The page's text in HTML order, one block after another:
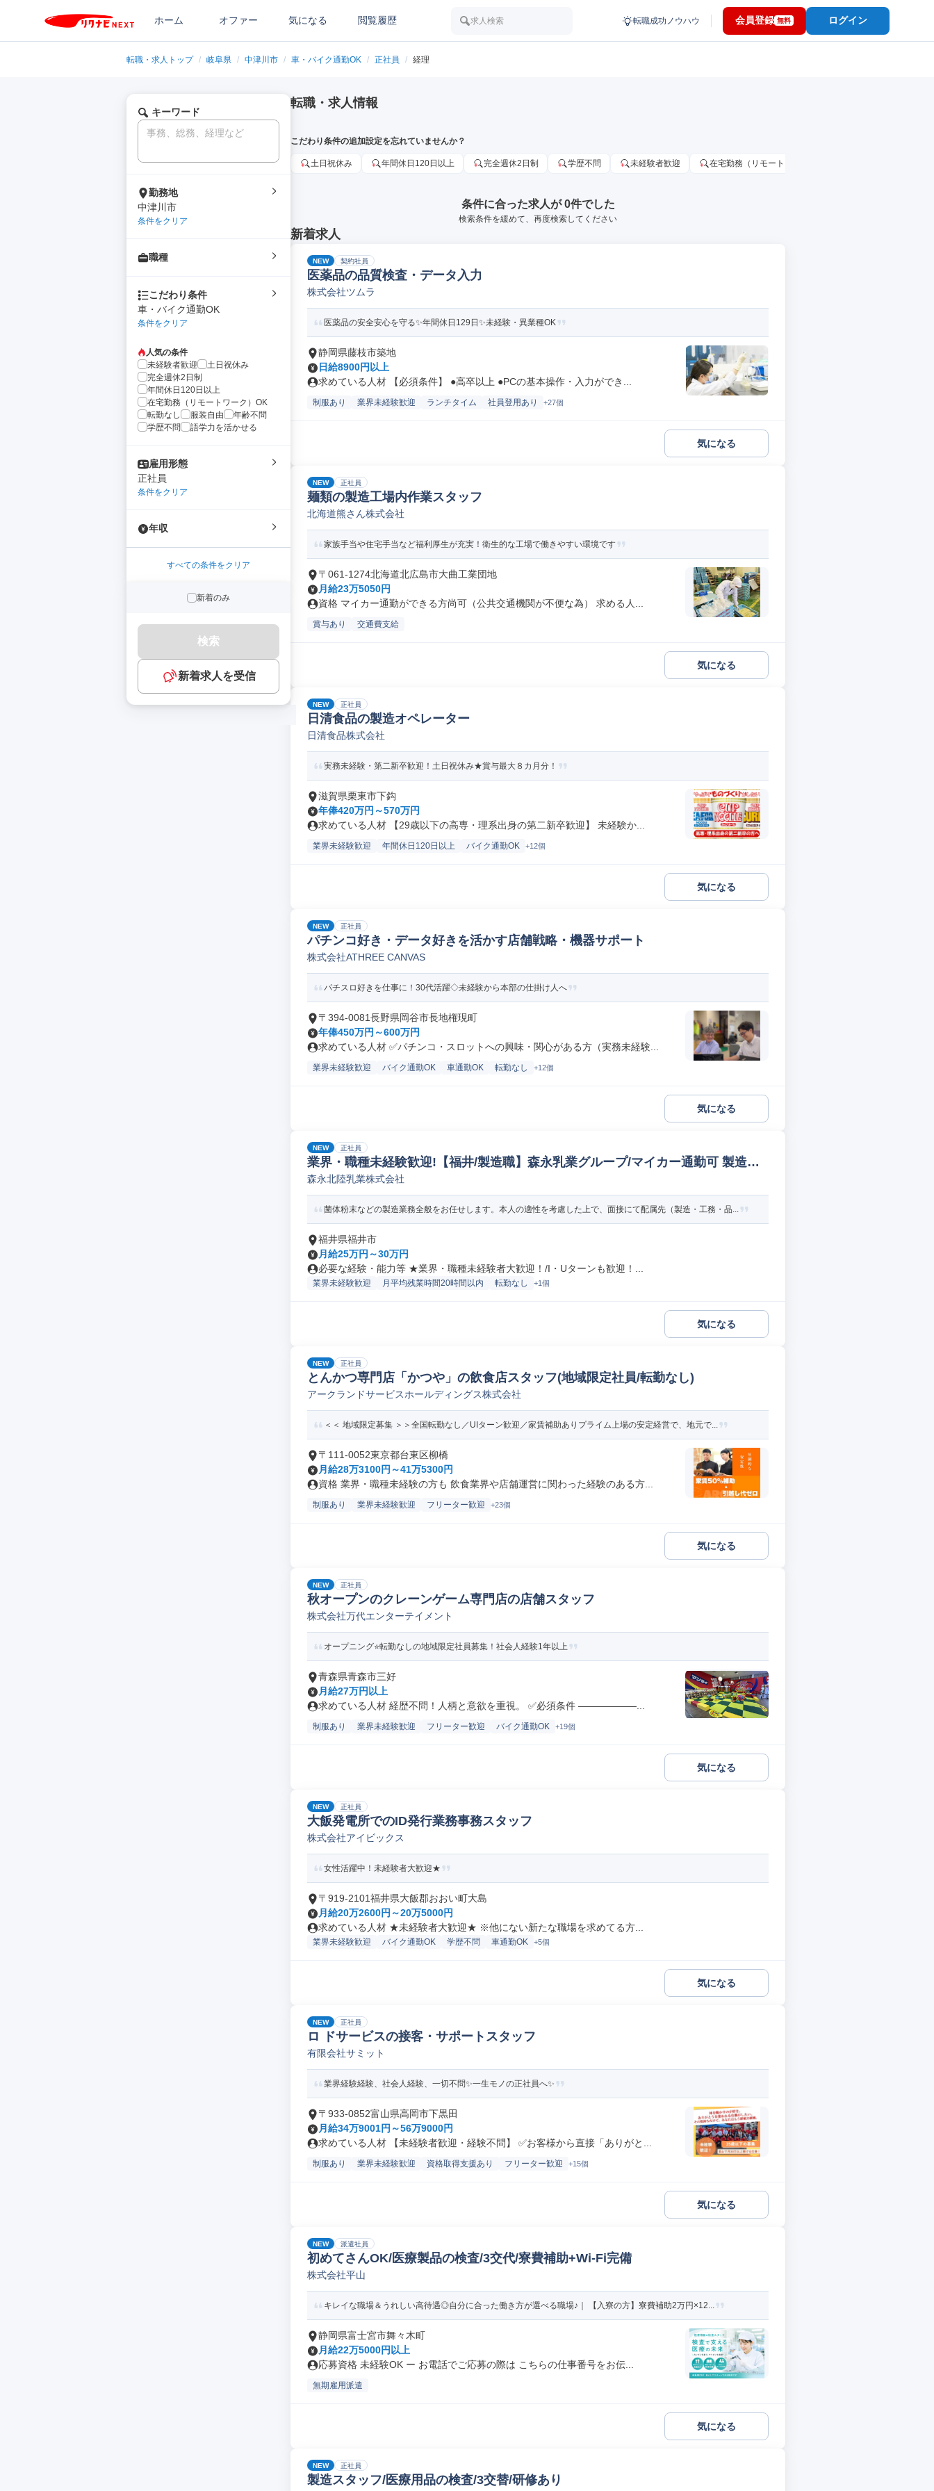
ホーム オファー 気になる 閲覧履歴 求人検索 転職成功ノウハウ 会員登録 無料 ログイン
転職・求人トップ / 岐阜県 / 中津川市 / 車・バイク通勤OK / 正社員 / 経理
キーワード
勤務地
中津川市
条件をクリア
職種
こだわり条件
車・バイク通勤OK
条件をクリア
人気の条件
未経験者歓迎
土日祝休み
完全週休2日制
年間休日120日以上
在宅勤務（リモートワーク）OK
転勤なし
服装自由
年齢不問
学歴不問
語学力を活かせる
雇用形態
正社員
条件をクリア
年収
すべての条件をクリア
新着のみ
検索
新着求人を受信
転職・求人情報
こだわり条件の追加設定を忘れていませんか？
土日祝休み 年間休日120日以上 完全週休2日制 学歴不問 未経験者歓迎 在宅勤務（リモートワーク）OK
条件に合った求人が 0件でした
検索条件を緩めて、再度検索してください
新着求人
NEW 契約社員
医薬品の品質検査・データ入力
株式会社ツムラ
医薬品の安全安心を守る✨年間休日129日✨未経験・異業種OK
静岡県藤枝市築地
日給8900円以上
求めている人材 【必須条件】 ●高卒以上 ●PCの基本操作・入力ができ...
制服あり 業界未経験歓迎 ランチタイム 社員登用あり +27個
気になる
NEW 正社員
麺類の製造工場内作業スタッフ
北海道熊さん株式会社
家族手当や住宅手当など福利厚生が充実！衛生的な工場で働きやすい環境です
〒061-1274北海道北広島市大曲工業団地
月給23万5050円
資格 マイカー通勤ができる方尚可（公共交通機関が不便な為） 求める人...
賞与あり 交通費支給
気になる
NEW 正社員
日清食品の製造オペレーター
日清食品株式会社
実務未経験・第二新卒歓迎！土日祝休み★賞与最大８カ月分！
滋賀県栗東市下鈎
年俸420万円～570万円
求めている人材 【29歳以下の高専・理系出身の第二新卒歓迎】 未経験か...
業界未経験歓迎 年間休日120日以上 バイク通勤OK +12個
気になる
NEW 正社員
パチンコ好き・データ好きを活かす店舗戦略・機器サポート
株式会社ATHREE CANVAS
パチスロ好きを仕事に！30代活躍◇未経験から本部の仕掛け人へ
〒394-0081長野県岡谷市長地権現町
年俸450万円～600万円
求めている人材 ✅パチンコ・スロットへの興味・関心がある方（実務未経験...
業界未経験歓迎 バイク通勤OK 車通勤OK 転勤なし +12個
気になる
NEW 正社員
業界・職種未経験歓迎!【福井/製造職】森永乳業グループ/マイカー通勤可 製造オ
ペレーター/ラインマネージャー(食品/飲料/たばこ)
森永北陸乳業株式会社
菌体粉末などの製造業務全般をお任せします。本人の適性を考慮した上で、面接にて配属先（製造・工務・品...
福井県福井市
月給25万円～30万円
必要な経験・能力等 ★業界・職種未経験者大歓迎！/I・Uターンも歓迎！...
業界未経験歓迎 月平均残業時間20時間以内 転勤なし +1個
気になる
NEW 正社員
とんかつ専門店「かつや」の飲食店スタッフ(地域限定社員/転勤なし)
アークランドサービスホールディングス株式会社
＜＜ 地域限定募集 ＞＞全国転勤なし／UIターン歓迎／家賃補助ありプライム上場の安定経営で、地元で...
〒111-0052東京都台東区柳橋
月給28万3100円～41万5300円
資格 業界・職種未経験の方も 飲食業界や店舗運営に関わった経験のある方...
制服あり 業界未経験歓迎 フリーター歓迎 +23個
気になる
NEW 正社員
秋オープンのクレーンゲーム専門店の店舗スタッフ
株式会社万代エンターテイメント
オープニング⭐転勤なしの地域限定社員募集！社会人経験1年以上
青森県青森市三好
月給27万円以上
求めている人材 経歴不問！人柄と意欲を重視。 ✅必須条件 ――――――...
制服あり 業界未経験歓迎 フリーター歓迎 バイク通勤OK +19個
気になる
NEW 正社員
大飯発電所でのID発行業務事務スタッフ
株式会社アイビックス
女性活躍中！未経験者大歓迎★
〒919-2101福井県大飯郡おおい町大島
月給20万2600円～20万5000円
求めている人材 ★未経験者大歓迎★ ※他にない新たな職場を求めてる方...
業界未経験歓迎 バイク通勤OK 学歴不問 車通勤OK +5個
気になる
NEW 正社員
ロ ドサービスの接客・サポートスタッフ
有限会社サミット
業界経験経験、社会人経験、一切不問✨一生モノの正社員へ✨
〒933-0852富山県高岡市下黒田
月給34万9001円～56万9000円
求めている人材 【未経験者歓迎・経験不問】 ✅お客様から直接「ありがと...
制服あり 業界未経験歓迎 資格取得支援あり フリーター歓迎 +15個
気になる
NEW 派遣社員
初めてさんOK/医療製品の検査/3交代/寮費補助+Wi-Fi完備
株式会社平山
キレイな職場＆うれしい高待遇◎自分に合った働き方が選べる職場♪｜ 【入寮の方】寮費補助2万円×12...
静岡県富士宮市舞々木町
月給22万5000円以上
応募資格 未経験OK ー お電話でご応募の際は こちらの仕事番号をお伝...
無期雇用派遣
気になる
NEW 正社員
製造スタッフ/医療用品の検査/3交替/研修あり